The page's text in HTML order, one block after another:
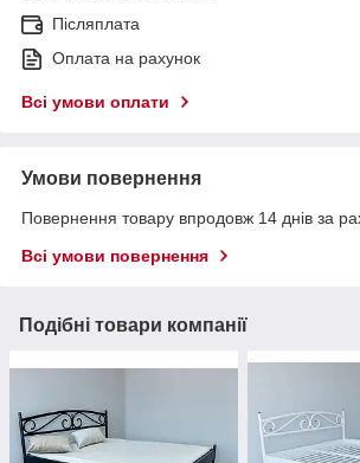
Післяплата
Оплата на рахунок
Всі умови оплати
Умови повернення
Повернення товару впродовж 14 днів за
Всі умови повернення
Подібні товари компанії